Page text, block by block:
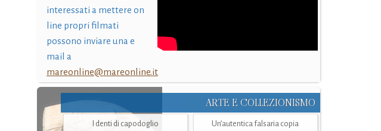
interessati a mettere on
line propri filmati
possono inviare una e
mail a
mareonline@mareonline.it
ARTE E COLLEZIONISMO
I denti di capodoglio
Un’autentica falsaria copia